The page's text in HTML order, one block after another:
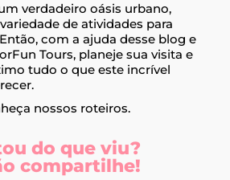
verdadeiro oásis urbano,
de atividades para
com a ajuda desse blog e
Tours, planeje sua visita e
tudo o que este incrível
nossos roteiros.
do que viu?
compartilhe!